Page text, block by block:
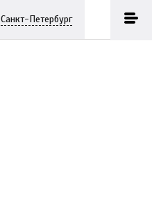
Санкт-Петербург